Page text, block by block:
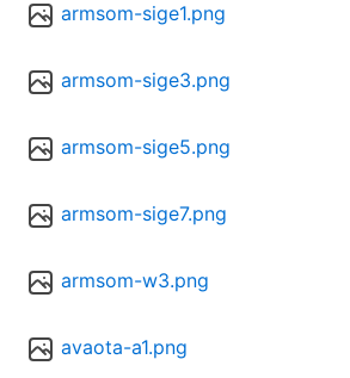
armsom-sige1.png
armsom-sige3.png
armsom-sige5.png
armsom-sige7.png
armsom-w3.png
avaota-a1.png